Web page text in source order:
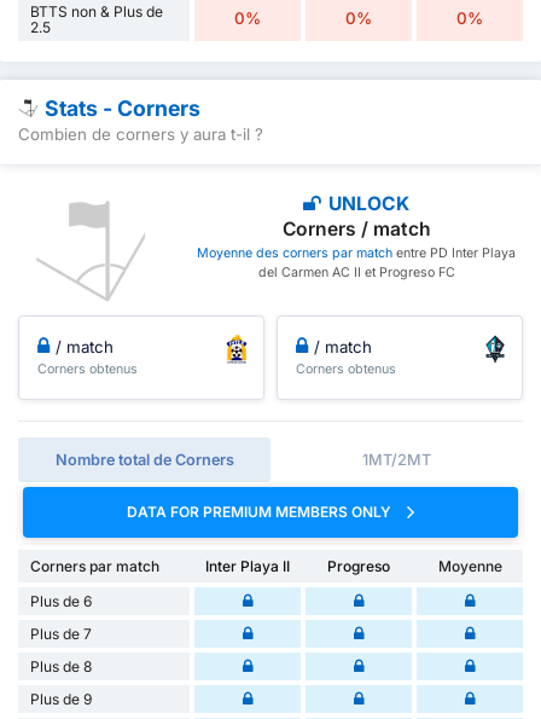
BTTS non & Plus de
2.5
0% 0% 0%
Stats - Corners
Combien de corners y aura t-il ?
UNLOCK
Corners / match
Moyenne des corners par match entre PD Inter Playa
del Carmen AC II et Progreso FC
/ match
Corners obtenus
/ match
Corners obtenus
Nombre total de Corners 1MT/2MT
DATA FOR PREMIUM MEMBERS ONLY
Corners par match Inter Playa II Progreso
Moyenne
Plus de 6
Plus de 7
Plus de 8
Plus de 9